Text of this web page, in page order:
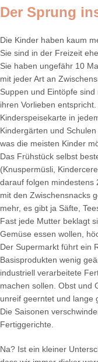
Der Sprung
Die Kinder haben kaum
Sie sind in der Freizeit
Sie haben ungefähr 10
mit jeder Art an
Suppen und Eintöpfe
ihren Vorlieben
Kinderspeisekarte in
Kindergärten und
was die meisten Kinder
Das Frühstück selbst
(Knuspermüsli,
darauf folgen mindestens
mit den Zwischensnacks
mehr, es gibt ja Säfte,
Fast jede Mutter beklagt
Gemüse essen wollen,
Der Supermarkt führt ein
Basisprodukten wenig
industriell verarbeitete
machen sollen. Obst und
unreif geerntet und lange
Die Saisonen
Fertiggerichte.
Na? Ist ein kleiner